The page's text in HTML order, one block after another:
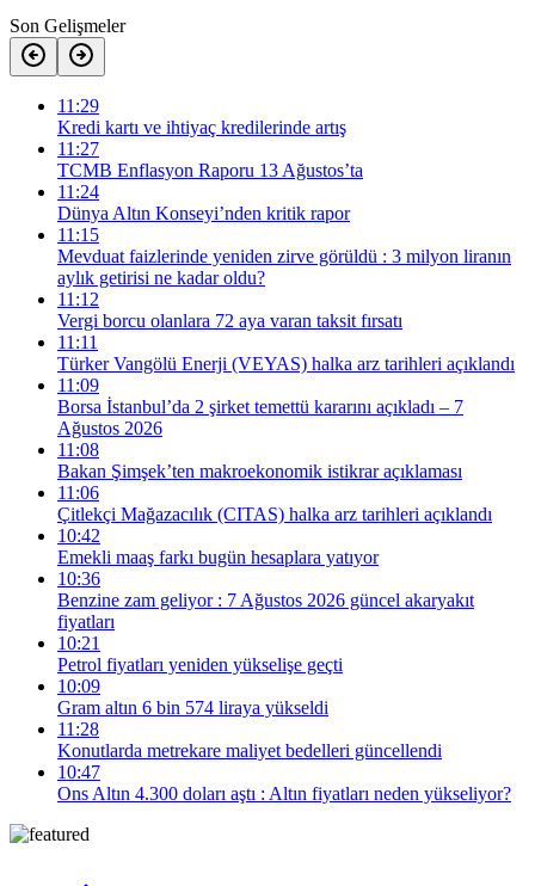
Son Gelişmeler
11:29
Kredi kartı ve ihtiyaç kredilerinde artış
11:27
TCMB Enflasyon Raporu 13 Ağustos’ta
11:24
Dünya Altın Konseyi’nden kritik rapor
11:15
Mevduat faizlerinde yeniden zirve görüldü : 3 milyon liranın
aylık getirisi ne kadar oldu?
11:12
Vergi borcu olanlara 72 aya varan taksit fırsatı
11:11
Türker Vangölü Enerji (VEYAS) halka arz tarihleri açıklandı
11:09
Borsa İstanbul’da 2 şirket temettü kararını açıkladı – 7
Ağustos 2026
11:08
Bakan Şimşek’ten makroekonomik istikrar açıklaması
11:06
Çitlekçi Mağazacılık (CITAS) halka arz tarihleri açıklandı
10:42
Emekli maaş farkı bugün hesaplara yatıyor
10:36
Benzine zam geliyor : 7 Ağustos 2026 güncel akaryakıt
fiyatları
10:21
Petrol fiyatları yeniden yükselişe geçti
10:09
Gram altın 6 bin 574 liraya yükseldi
11:28
Konutlarda metrekare maliyet bedelleri güncellendi
10:47
Ons Altın 4.300 doları aştı : Altın fiyatları neden yükseliyor?